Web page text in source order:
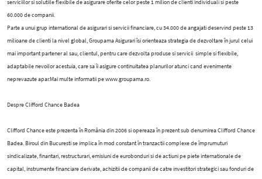
serviciilor si solutiile flexibile de asigurare oferite celor peste 1 milion de clienti individuali si peste
60.000 de companii.
Parte a unui grup international de asigurari si servicii financiare, cu 34.000 de angajati deservind peste 13
milioane de clienti la nivel global, Groupama Asigurari îsi orienteaza strategia de dezvoltare în jurul celui
mai important partener al sau, clientul, pentru care dezvolta produse si servicii simple si flexibile,
adaptabile nevoilor acestuia, care sa îi asigure continuitatea planurilor atunci cand evenimente
neprevazute apar.Mai multe informatii pe www.groupama.ro.
Despre Clifford Chance Badea
Clifford Chance este prezenta în România din 2006 si opereaza în prezent sub denumirea Clifford Chance
Badea. Biroul din Bucuresti se implica în mod constant în tranzactii complexe de împrumuturi
sindicalizate, finantari, restructurari, emisiuni de eurobonduri si de actiuni pe piete internationale de
capital, instrumente financiare derivate, achizitii de companii de catre investitori strategici sau fonduri de